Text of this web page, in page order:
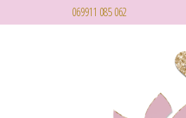
069911 085 062